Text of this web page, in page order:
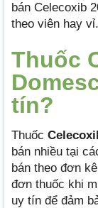
bán Celecoxib
theo viên hay vỉ.
Thuốc
tín?
Thuốc
bán nhiều tại
bán theo đơn
đơn thuốc khi
uy tín để đảm